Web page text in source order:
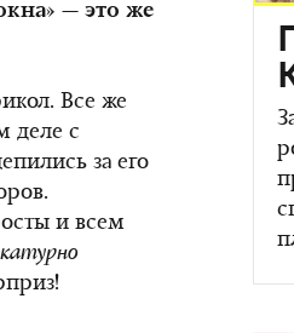
— это же
Все же
деле с
за его
и всем